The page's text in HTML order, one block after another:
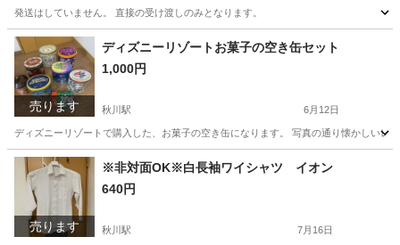
発送はしていません。 直接の受け渡しのみとなります。
東京 あきる野市 秋川駅 携帯アクセサリー ワイヤレス充電
売ります
ディズニーリゾートお菓子の空き缶セット
1,000円
秋川駅 6月12日
ディズニーリゾートで購入した、お菓子の空き缶になります。 写真の通り懐かしい
東京 あきる野市 秋川駅 その他 空き缶
売ります
※非対面OK※白長袖ワイシャツ イオン
640円
秋川駅 7月16日